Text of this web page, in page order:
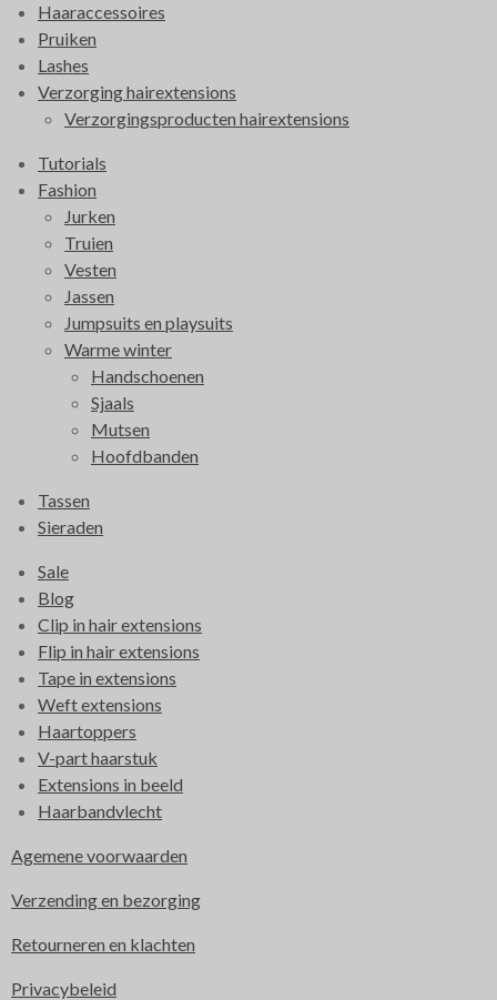
Haaraccessoires
Pruiken
Lashes
Verzorging hairextensions
Verzorgingsproducten hairextensions
Tutorials
Fashion
Jurken
Truien
Vesten
Jassen
Jumpsuits en playsuits
Warme winter
Handschoenen
Sjaals
Mutsen
Hoofdbanden
Tassen
Sieraden
Sale
Blog
Clip in hair extensions
Flip in hair extensions
Tape in extensions
Weft extensions
Haartoppers
V-part haarstuk
Extensions in beeld
Haarbandvlecht
Agemene voorwaarden
Verzending en bezorging
Retourneren en klachten
Privacybeleid